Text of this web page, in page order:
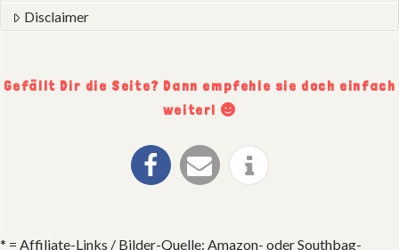
Disclaimer
Gefällt Dir die Seite? Dann empfehle sie doch einfach
weiter!
* = Affiliate-Links / Bilder-Quelle: Amazon- oder Southbag-